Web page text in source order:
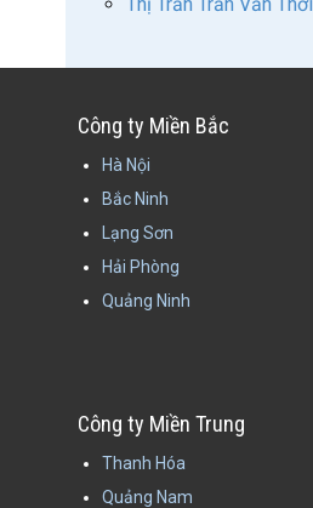
Công ty Miền Bắc
Hà Nội
Bắc Ninh
Lạng Sơn
Hải Phòng
Quảng Ninh
Công ty Miền Trung
Thanh Hóa
Quảng Nam